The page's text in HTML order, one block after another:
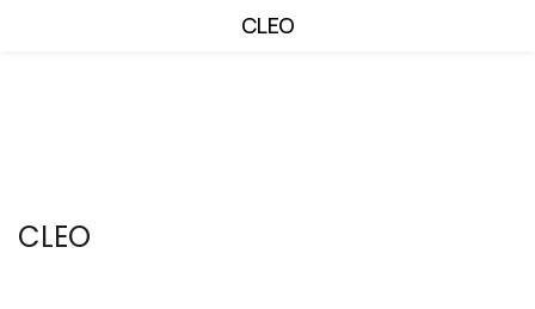
CLEO
CLEO